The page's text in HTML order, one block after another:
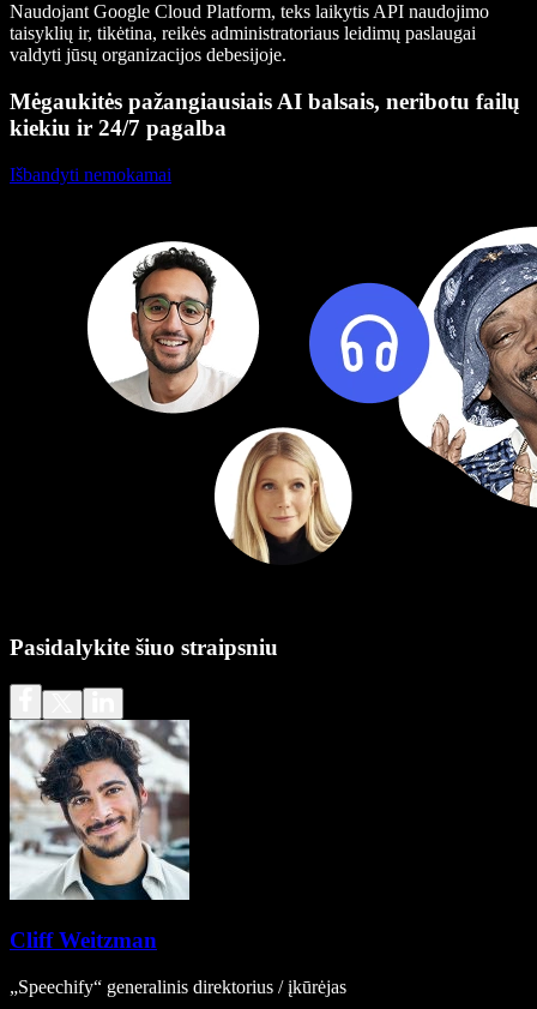
Naudojant Google Cloud Platform, teks laikytis API naudojimo
taisyklių ir, tikėtina, reikės administratoriaus leidimų paslaugai
valdyti jūsų organizacijos debesijoje.
Mėgaukitės pažangiausiais AI balsais, neribotu failų
kiekiu ir 24/7 pagalba
Išbandyti nemokamai
Pasidalykite šiuo straipsniu
Cliff Weitzman
„Speechify“ generalinis direktorius / įkūrėjas